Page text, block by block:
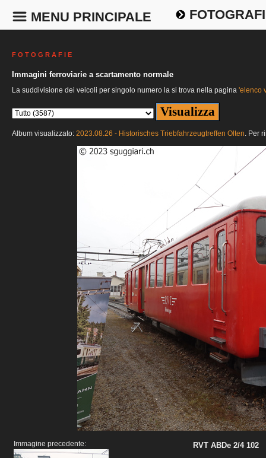
MENU PRINCIPALE
F O T O G R A F I E
Immagini ferroviarie a scartamento normale
La suddivisione dei veicoli per singolo numero la si trova nella pagina 'elenco
Album visualizzato: 2023.08.26 - Historisches Triebfahrzeugtreffen Olten. Per
Immagine precedente:
RVT ABDe 2/4 102